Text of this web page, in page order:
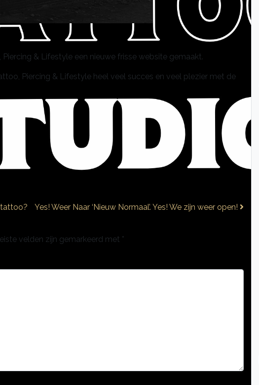
& Lifestyle een nieuwe frisse website gemaakt.
Piercing & Lifestyle heel veel succes en veel plezier met de
Yes! Weer Naar ‘Nieuw Normaal’. Yes! We zijn weer open!
velden zijn gemarkeerd met *